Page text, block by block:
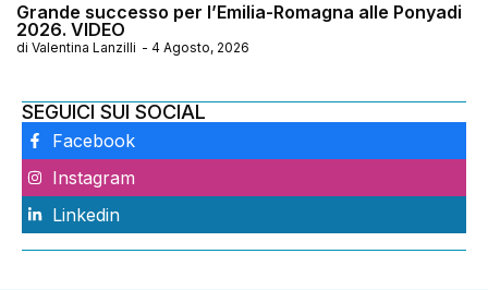
Grande successo per l’Emilia-Romagna alle Ponyadi
2026. VIDEO
di Valentina Lanzilli - 4 Agosto, 2026
SEGUICI SUI SOCIAL
Facebook
Instagram
Linkedin